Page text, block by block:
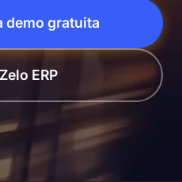
demo gratuita
ERP